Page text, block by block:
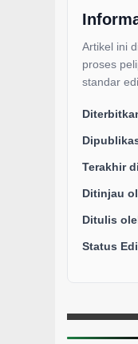
Artikel ini
proses
standar
Terakhir
Ditinjau
Ditulis
Status